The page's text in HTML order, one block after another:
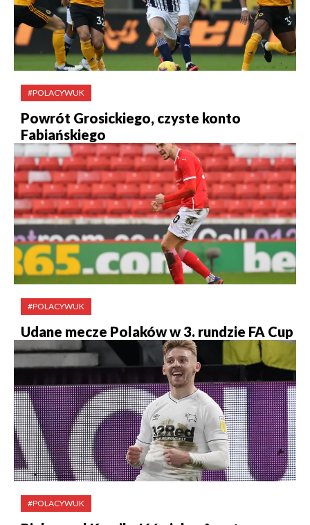
#POLACYWUK
Powrót Grosickiego, czyste konto
Fabiańskiego
#POLACYWUK
Udane mecze Polaków w 3. rundzie FA Cup
#POLACYWUK